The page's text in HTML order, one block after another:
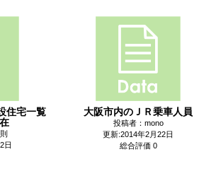
住宅一覧
日
大阪市内のＪＲ乗車人員
投稿者：mono
更新:2014年2月22日
総合評価 0